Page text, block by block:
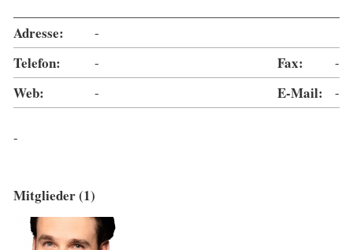
Adresse: -
Telefon: - Fax: -
Web: - E-Mail: -
-
Mitglieder (1)